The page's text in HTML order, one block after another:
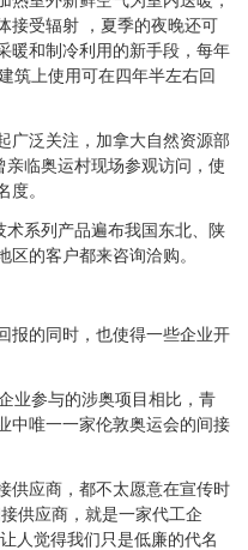
接受辐射 ，夏季的夜晚还可
暖和制冷利用的新手段，每年
筑上使用可在四年半左右回
泛关注，加拿大自然资源部
临奥运村现场参观访问，使
度。
系列产品遍布我国东北、陕
的客户都来咨询洽购。
的同时，也使得一些企业开
参与的涉奥项目相比，青
中唯一一家伦敦奥运会的间接
应商，都不太愿意在宣传时
供应商，就是一家代工企
人觉得我们只是低廉的代名